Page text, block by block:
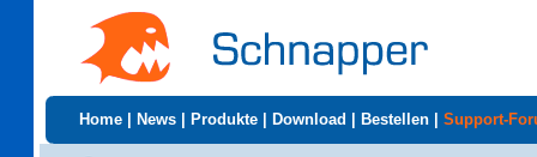
Home News Produkte Download Bestellen Support-